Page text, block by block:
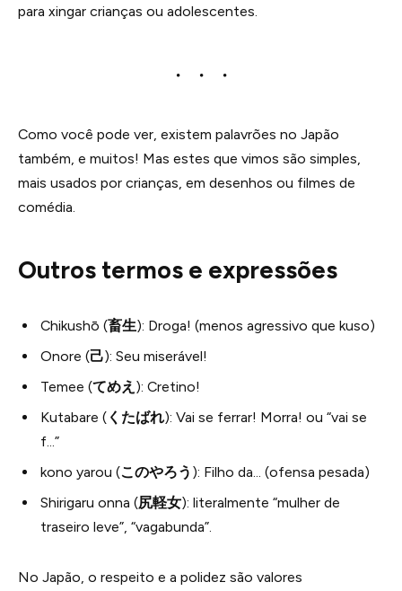
para xingar crianças ou adolescentes.
Como você pode ver, existem palavrões no Japão
também, e muitos! Mas estes que vimos são simples,
mais usados por crianças, em desenhos ou filmes de
comédia.
Outros termos e expressões
Chikushō (畜生): Droga! (menos agressivo que kuso)
Onore (己): Seu miserável!
Temee (てめえ ): Cretino!
Kutabare ( くたばれ): Vai se ferrar! Morra! ou “vai se
f…”
kono yarou (このやろう ): Filho da… (ofensa pesada)
Shirigaru onna (尻軽女): literalmente “mulher de
traseiro leve”, “vagabunda”.
No Japão, o respeito e a polidez são valores